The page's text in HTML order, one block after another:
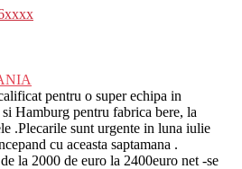
pentru o super echipa in
Hamburg pentru fabrica bere, la
.Plecarile sunt urgente in luna iulie
cu aceasta saptamana .
la 2000 de euro la 2400euro net -se